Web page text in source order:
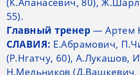
55).
Главный тренер— Артем
СЛАВИЯ: Е.Абрамович,
(Р.Нгатчу, 60), А.Лукашов,
Н.Мельников (Д.Вашкевич,